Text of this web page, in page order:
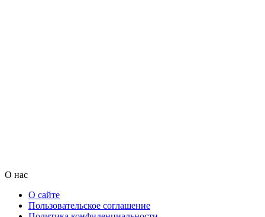
О нас
О сайте
Пользовательское соглашение